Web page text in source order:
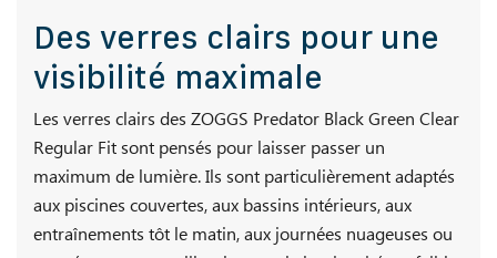
Des verres clairs pour une
visibilité maximale
Les verres clairs des ZOGGS Predator Black Green Clear
Regular Fit sont pensés pour laisser passer un
maximum de lumière. Ils sont particulièrement adaptés
aux piscines couvertes, aux bassins intérieurs, aux
entraînements tôt le matin, aux journées nuageuses ou